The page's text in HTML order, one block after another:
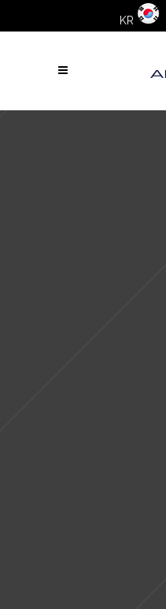
KR